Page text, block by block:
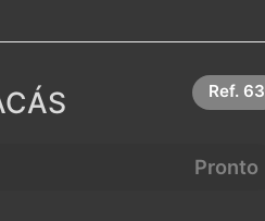
Ref. 63
Pronto